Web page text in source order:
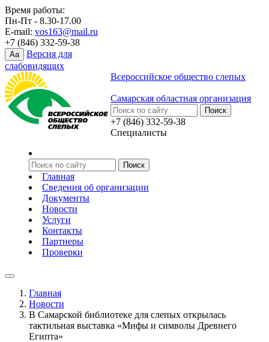
Время работы:
Пн-Пт - 8.30-17.00
E-mail: vos163@mail.ru
+7 (846) 332-59-38
Aa
Версия для
слабовидящих
Всероссийское общество слепых
Самарская областная организация
+7 (846) 332-59-38
Специалисты
Главная
Сведения об организации
Документы
Новости
Услуги
Контакты
Партнеры
Проверки
Главная
Новости
В Самарской библиотеке для слепых открылась
тактильная выставка «Мифы и символы Древнего
Египта»